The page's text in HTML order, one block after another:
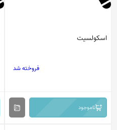
اسکولسیت
فروخته شد
ناموجود